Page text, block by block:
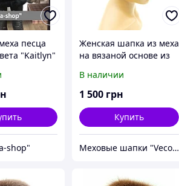
песца
"Kaitlyn"
shop"
Женская шапка из меха
на вязаной основе из
"Кубанка" (коричневая)
55
В наличии
1 500 грн
Купить
Меховые шапки "Vecons"